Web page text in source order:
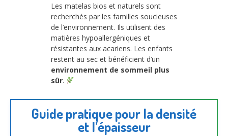
Les matelas bios et naturels sont
recherchés par les familles soucieuses
de l’environnement. Ils utilisent des
matières hypoallergéniques et
résistantes aux acariens. Les enfants
restent au sec et bénéficient d’un
environnement de sommeil plus
sûr.
Guide pratique pour la densité
et l’épaisseur